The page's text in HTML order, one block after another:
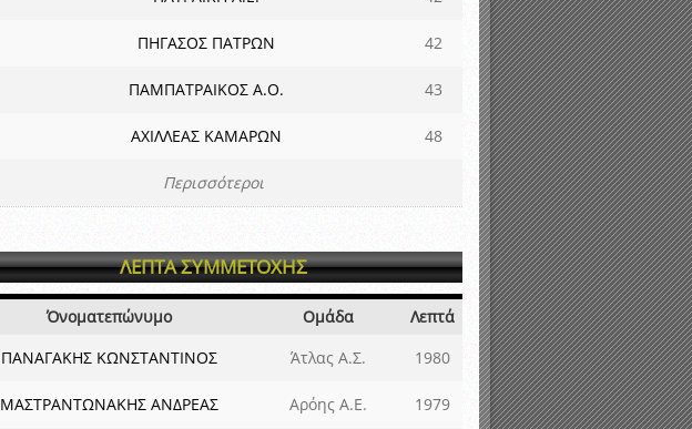
ΠΗΓΑΣΟΣ ΠΑΤΡΩΝ 42
ΠΑΜΠΑΤΡΑΙΚΟΣ Α.Ο. 43
ΑΧΙΛΛΕΑΣ ΚΑΜΑΡΩΝ 48
Περισσότεροι
ΛΕΠΤΑ ΣΥΜΜΕΤΟΧΗΣ
Όνοματεπώνυμο Ομάδα
Λεπτά
ΠΑΝΑΓΑΚΗΣ ΚΩΝΣΤΑΝΤΙΝΟΣ
Άτλας Α.Σ. 1980
ΜΑΣΤΡΑΝΤΩΝΑΚΗΣ ΑΝΔΡΕΑΣ Αρόης Α.Ε. 1979